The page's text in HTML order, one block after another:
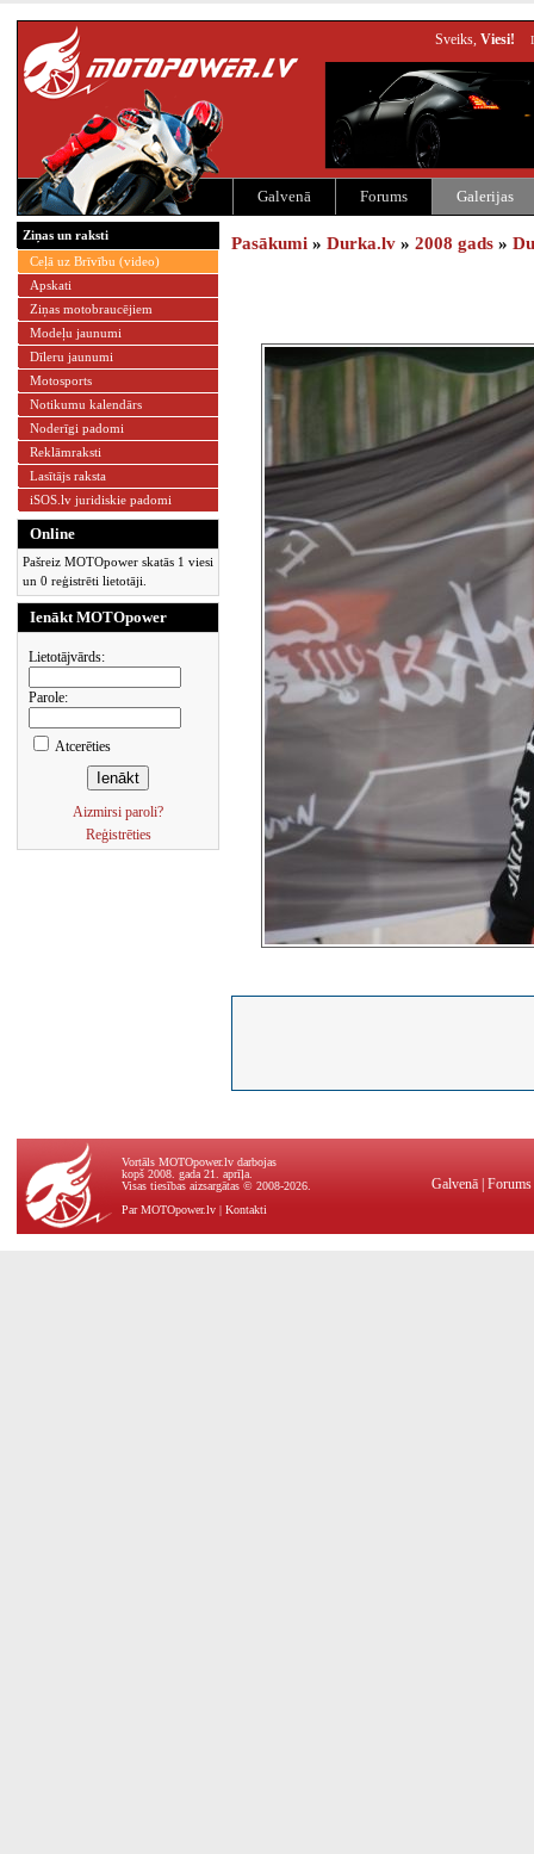
Sveiks, Viesi!
Galvenā Forums Galerijas
Ziņas un raksti
Ceļā uz Brīvību (video)
Apskati
Ziņas motobraucējiem
Modeļu jaunumi
Dīleru jaunumi
Motosports
Notikumu kalendārs
Noderīgi padomi
Reklāmraksti
Lasītājs raksta
iSOS.lv juridiskie padomi
Online
Pašreiz MOTOpower skatās 1 viesi
un 0 reģistrēti lietotāji.
Ienākt MOTOpower
Lietotājvārds:
Parole:
Atcerēties
Aizmirsi paroli?
Reģistrēties
Pasākumi » Durka.lv » 2008 gads »
Vortāls MOTOpower.lv darbojas
kopš 2008. gada 21. aprīļa.
Visas tiesības aizsargātas © 2008-2026.
Par MOTOpower.lv | Kontakti
Galvenā Forums